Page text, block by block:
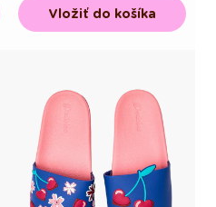
Vložiť do košíka